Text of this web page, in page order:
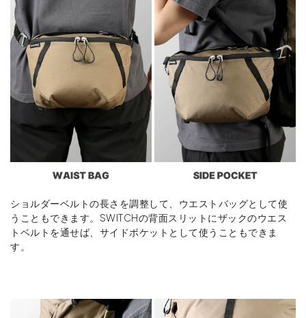
ショルダーベルトの長さを調整して、ウエストバッグとして使
うこともできます。SWITCHの背面スリットにザックのウエス
トベルトを通せば、サイドポケットとして使うこともできま
す。